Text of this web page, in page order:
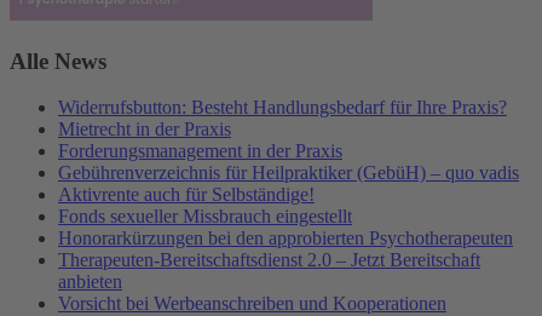
Alle News
Widerrufsbutton: Besteht Handlungsbedarf für Ihre Praxis?
Mietrecht in der Praxis
Forderungsmanagement in der Praxis
Gebührenverzeichnis für Heilpraktiker (GebüH) – quo vadis
Aktivrente auch für Selbständige!
Fonds sexueller Missbrauch eingestellt
Honorarkürzungen bei den approbierten Psychotherapeuten
Therapeuten-Bereitschaftsdienst 2.0 – Jetzt Bereitschaft
anbieten
Vorsicht bei Werbeanschreiben und Kooperationen